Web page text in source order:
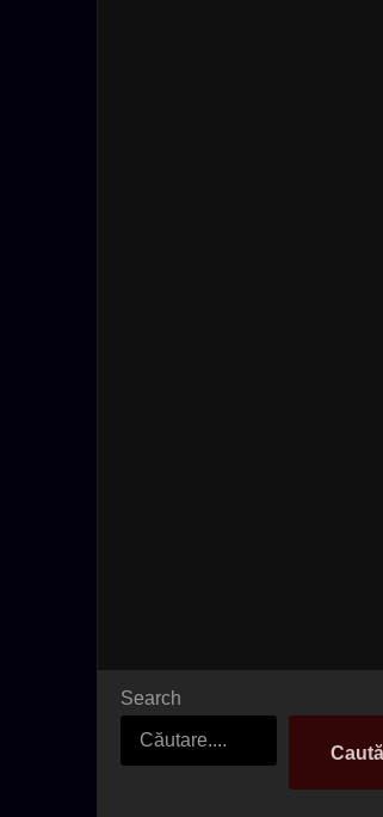
Search
Caută